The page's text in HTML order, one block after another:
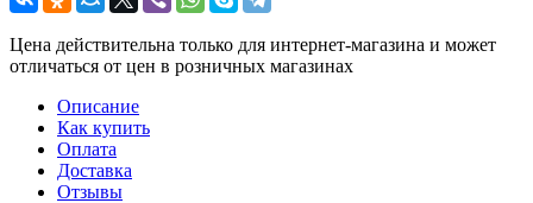
Цена действительна только для интернет-магазина и может
отличаться от цен в розничных магазинах
Описание
Как купить
Оплата
Доставка
Отзывы